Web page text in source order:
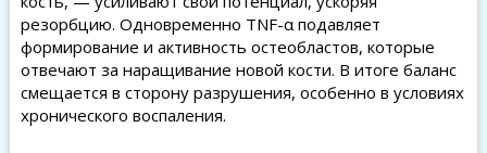
резорбцию. Одновременно TNF-α подавляет
формирование и активность остеобластов, которые
отвечают за наращивание новой кости. В итоге баланс
смещается в сторону разрушения, особенно в условиях
хронического воспаления.